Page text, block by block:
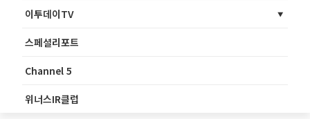
이투데이TV
스페셜리포트
Channel 5
위너스IR클럽